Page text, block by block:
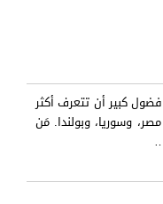
فضول كبير أن تتعرف أكثر
وسوريا، وبولندا. مَن